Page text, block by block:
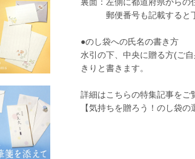
裏面：左側に都道府県からの
郵便番号も記載すると丁
●のし袋への氏名の書き方
水引の下、中央に贈る方(ご
きりと書きます。
詳細はこちらの特集記事をご
【気持ちを贈ろう！のし袋の